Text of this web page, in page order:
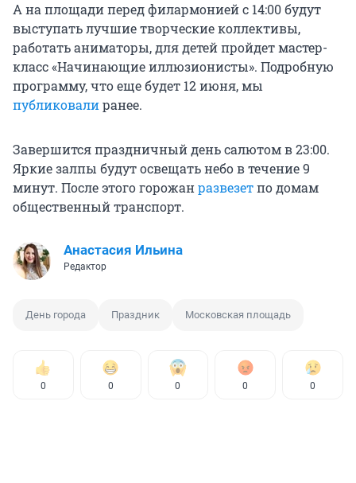
А на площади перед филармонией с 14:00 будут
выступать лучшие творческие коллективы,
работать аниматоры, для детей пройдет мастер-
класс «Начинающие иллюзионисты». Подробную
программу, что еще будет 12 июня, мы
публиковалиранее.
Завершится праздничный день салютом в 23:00.
Яркие залпы будут освещать небо в течение 9
минут. После этого горожанразвезетпо домам
общественный транспорт.
Анастасия Ильина
Редактор
День города Праздник Московская площадь
0 0 0 0 0